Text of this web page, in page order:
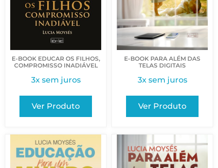
E-BOOK EDUCAR OS FILHOS,
COMPROMISSO INADIÁVEL
3x sem juros
Ver Produto
E-BOOK PARA ALÉM DAS
TELAS DIGITAIS
3x sem juros
Ver Produto